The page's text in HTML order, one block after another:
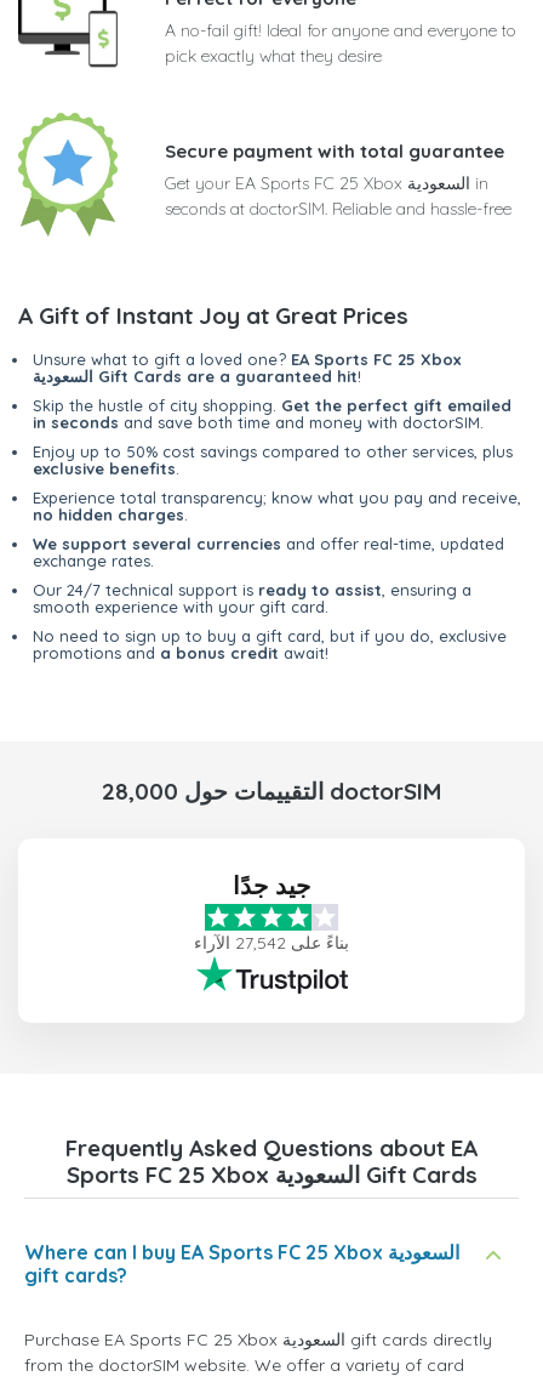
A no-fail gift! Ideal for anyone and everyone to
pick exactly what they desire
Secure payment with total guarantee
Get your EA Sports FC 25 Xbox السعودية in
seconds at doctorSIM. Reliable and hassle-free
A Gift of Instant Joy at Great Prices
Unsure what to gift a loved one? EA Sports FC 25 Xbox
السعودية Gift Cards are a guaranteed hit!
Skip the hustle of city shopping. Get the perfect gift emailed
in seconds and save both time and money with doctorSIM.
Enjoy up to 50% cost savings compared to other services, plus
exclusive benefits
Experience total transparency; know what you pay and receive,
no hidden charges
We support several currencies and offer real-time, updated
exchange rates.
Our 24/7 technical support is ready to assist , ensuring a
smooth experience with your gift card.
No need to sign up to buy a gift card, but if you do, exclusive
promotions and a bonus credit await!
28,000 التقييمات حول doctorSIM
جيد جدًا
بناءً على 27,542 الآراء
Frequently Asked Questions about EA
Sports FC 25 Xbox السعودية Gift Cards
Where can I buy EA Sports FC 25 Xbox السعودية
gift cards?
Purchase EA Sports FC 25 Xbox السعودية gift cards directly
from the doctorSIM website. We offer a variety of card